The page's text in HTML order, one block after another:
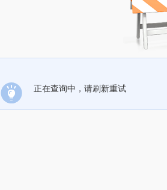
正在查询中，请刷新重试